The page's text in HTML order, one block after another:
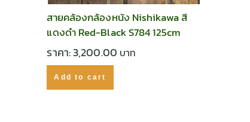
สายคล้องกล้องหนัง Nishikawa สี
แดงดำ Red-Black S784 125cm
ราคา:3,200.00
Add to cart